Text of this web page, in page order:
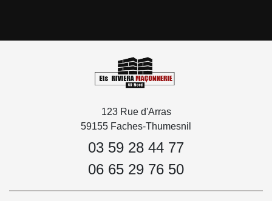
123 Rue d'Arras
59155 Faches-Thumesnil
03 59 28 44 77
06 65 29 76 50